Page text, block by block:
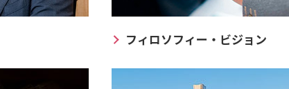
フィロソフィー・ビジョン